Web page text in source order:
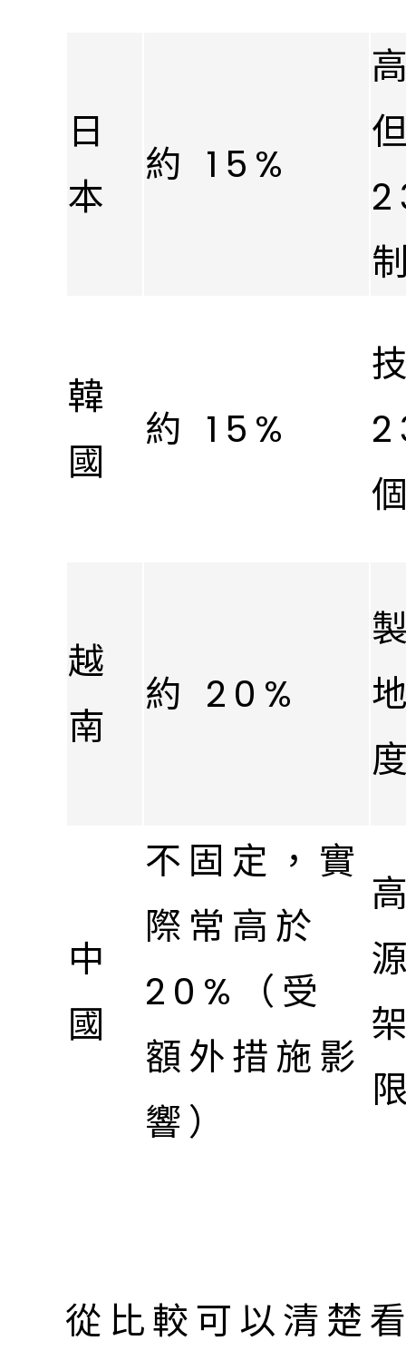
日
本
約 15%
韓
國
約 15%
越
南
約 20%
中
國
不固定，實
際常高於
20%（受
額外措施影
響）
從比較可以清楚